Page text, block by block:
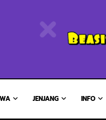
JENJANG INFO